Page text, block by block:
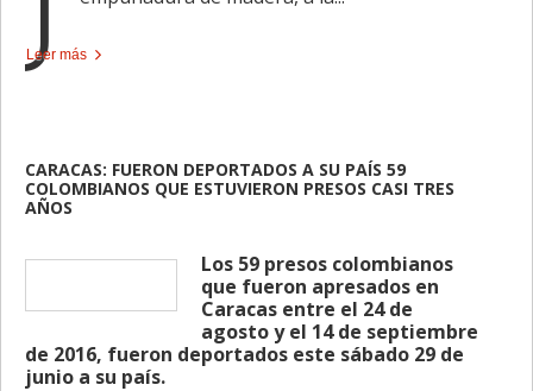
Leer más
CARACAS: FUERON DEPORTADOS A SU PAÍS 59
COLOMBIANOS QUE ESTUVIERON PRESOS CASI TRES
AÑOS
Los 59 presos colombianos
que fueron apresados en
Caracas entre el 24 de
agosto y el 14 de septiembre
de 2016, fueron deportados este sábado 29 de
junio a su país.